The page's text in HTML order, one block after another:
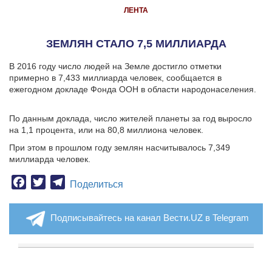
ЛЕНТА
ЗЕМЛЯН СТАЛО 7,5 МИЛЛИАРДА
В 2016 году число людей на Земле достигло отметки
примерно в 7,433 миллиарда человек, сообщается в
ежегодном докладе Фонда ООН в области народонаселения.
По данным доклада, число жителей планеты за год выросло
на 1,1 процента, или на 80,8 миллиона человек.
При этом в прошлом году землян насчитывалось 7,349
миллиарда человек.
Facebook
TwitterTelegram
Поделиться
Подписывайтесь на канал Вести.UZ в Telegram